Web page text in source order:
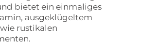
bietet ein einmaliges
ausgeklügeltem
rustikalen